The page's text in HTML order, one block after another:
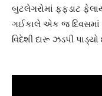
બુટલેગરોમાં ફફડાટ
ગઈકાલે એક જ દિવસમાં
વિદેશી દારૂ ઝડપી